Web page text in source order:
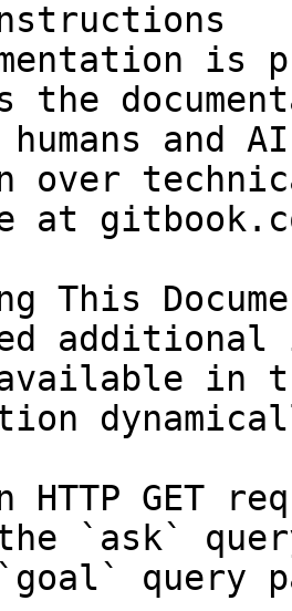
is
the
and
over
at
This
in
HTTP GET
`ask`
query